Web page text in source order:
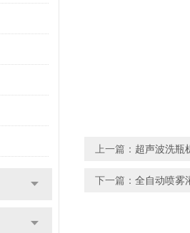
上一篇： 超声波洗瓶
下一篇： 全自动喷雾